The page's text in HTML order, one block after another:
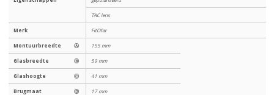
TAC lens
Merk FitOfar
Montuurbreedte Ⓐ 155 mm
Glasbreedte Ⓑ 59 mm
Glashoogte Ⓒ 41 mm
Brugmaat Ⓓ 17 mm